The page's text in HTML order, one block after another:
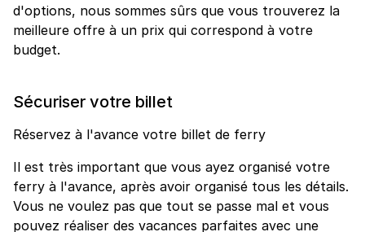
d'options, nous sommes sûrs que vous trouverez la
meilleure offre à un prix qui correspond à votre
budget.
Sécuriser votre billet
Réservez à l'avance votre billet de ferry
Il est très important que vous ayez organisé votre
ferry à l'avance, après avoir organisé tous les détails.
Vous ne voulez pas que tout se passe mal et vous
pouvez réaliser des vacances parfaites avec une